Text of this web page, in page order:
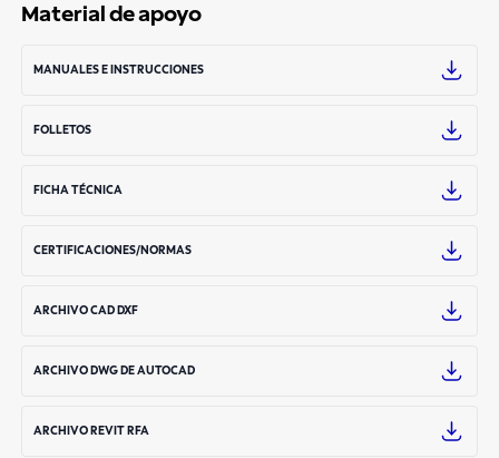
Material de apoyo
MANUALES E INSTRUCCIONES
FOLLETOS
FICHA TÉCNICA
CERTIFICACIONES/NORMAS
ARCHIVO CAD DXF
ARCHIVO DWG DE AUTOCAD
ARCHIVO REVIT RFA